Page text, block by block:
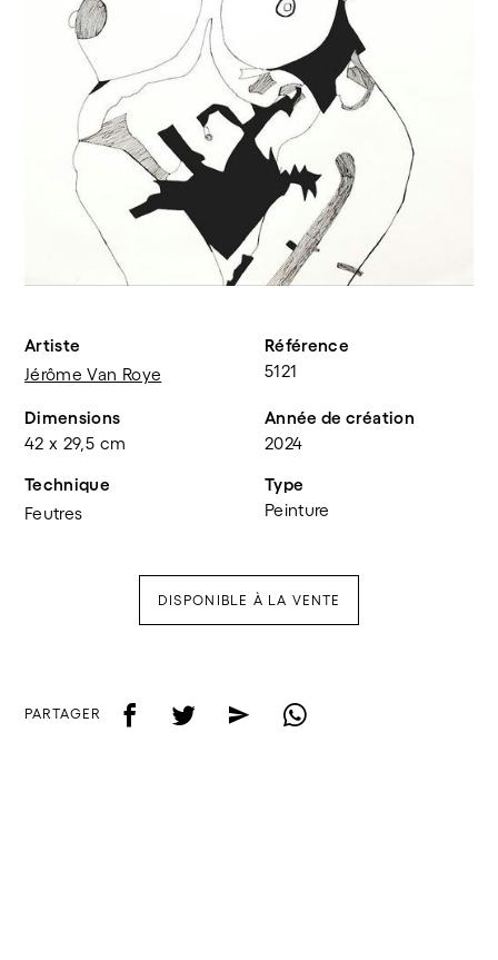
Artiste
Jérôme Van Roye
Référence
5121
Dimensions
42 x 29,5 cm
Année de création
2024
Technique
Feutres
Type
Peinture
DISPONIBLE À LA VENTE
PARTAGER f t e w